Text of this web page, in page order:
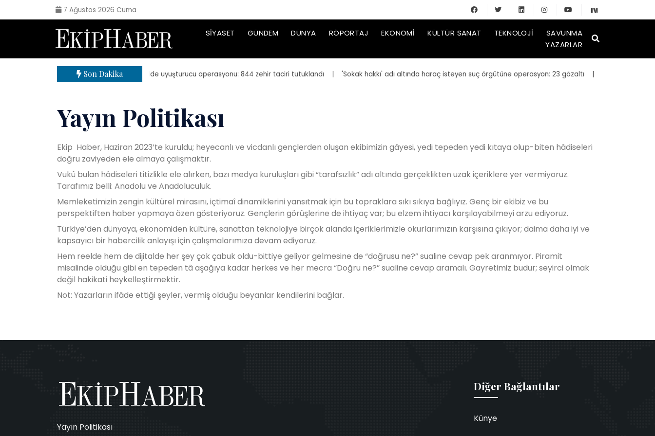
7 Ağustos 2026 Cuma
SIYASET GÜNDEM DÜNYA RÖPORTAJ EKONOMI KÜLTÜR SANAT TEKNOLOJI
SAVUNMA
YAZARLAR
Son Dakika| 71 ilde uyuşturucu operasyonu: 844 zehir taciri tutuklandı | 'Sokak hakkı' adı altında haraç isteyen suç örgütüne operasyon: 23 gözaltı | Bakan Kurum, yeniden
Yayın Politikası
Ekip Haber, Haziran 2023’te kuruldu; heyecanlı ve vicdanlı gençlerden oluşan ekibimizin gâyesi, yedi tepeden yedi kıtaya olup-biten hâdiseleri
doğru zaviyeden ele almaya çalışmaktır.
Vukû bulan hâdiseleri titizlikle ele alırken, bazı medya kuruluşları gibi “tarafsızlık” adı altında gerçeklikten uzak içeriklere yer vermiyoruz.
Tarafımız belli: Anadolu ve Anadoluculuk.
Memleketimizin zengin kültürel mirasını, içtimaî dinamiklerini yansıtmak için bu topraklara sıkı sıkıya bağlıyız. Genç bir ekibiz ve bu
perspektiften haber yapmaya özen gösteriyoruz. Gençlerin görüşlerine de ihtiyaç var; bu elzem ihtiyacı karşılayabilmeyi arzu ediyoruz.
Türkiye’den dünyaya, ekonomiden kültüre, sanattan teknolojiye birçok alanda içeriklerimizle okurlarımızın karşısına çıkıyor; daima daha iyi ve
kapsayıcı bir habercilik anlayışı için çalışmalarımıza devam ediyoruz.
Hem reelde hem de dijitalde her şey çok çabuk oldu-bittiye geliyor gelmesine de “doğrusu ne?” sualine cevap pek aranmıyor. Piramit
misalinde olduğu gibi en tepeden tâ aşağıya kadar herkes ve her mecra “Doğru ne?” sualine cevap aramalı. Gayretimiz budur; seyirci olmak
değil hakikati heykelleştirmektir.
Not: Yazarların ifâde ettiği şeyler, vermiş olduğu beyanlar kendilerini bağlar.
Yayın Politikası
Diğer Bağlantılar
Künye